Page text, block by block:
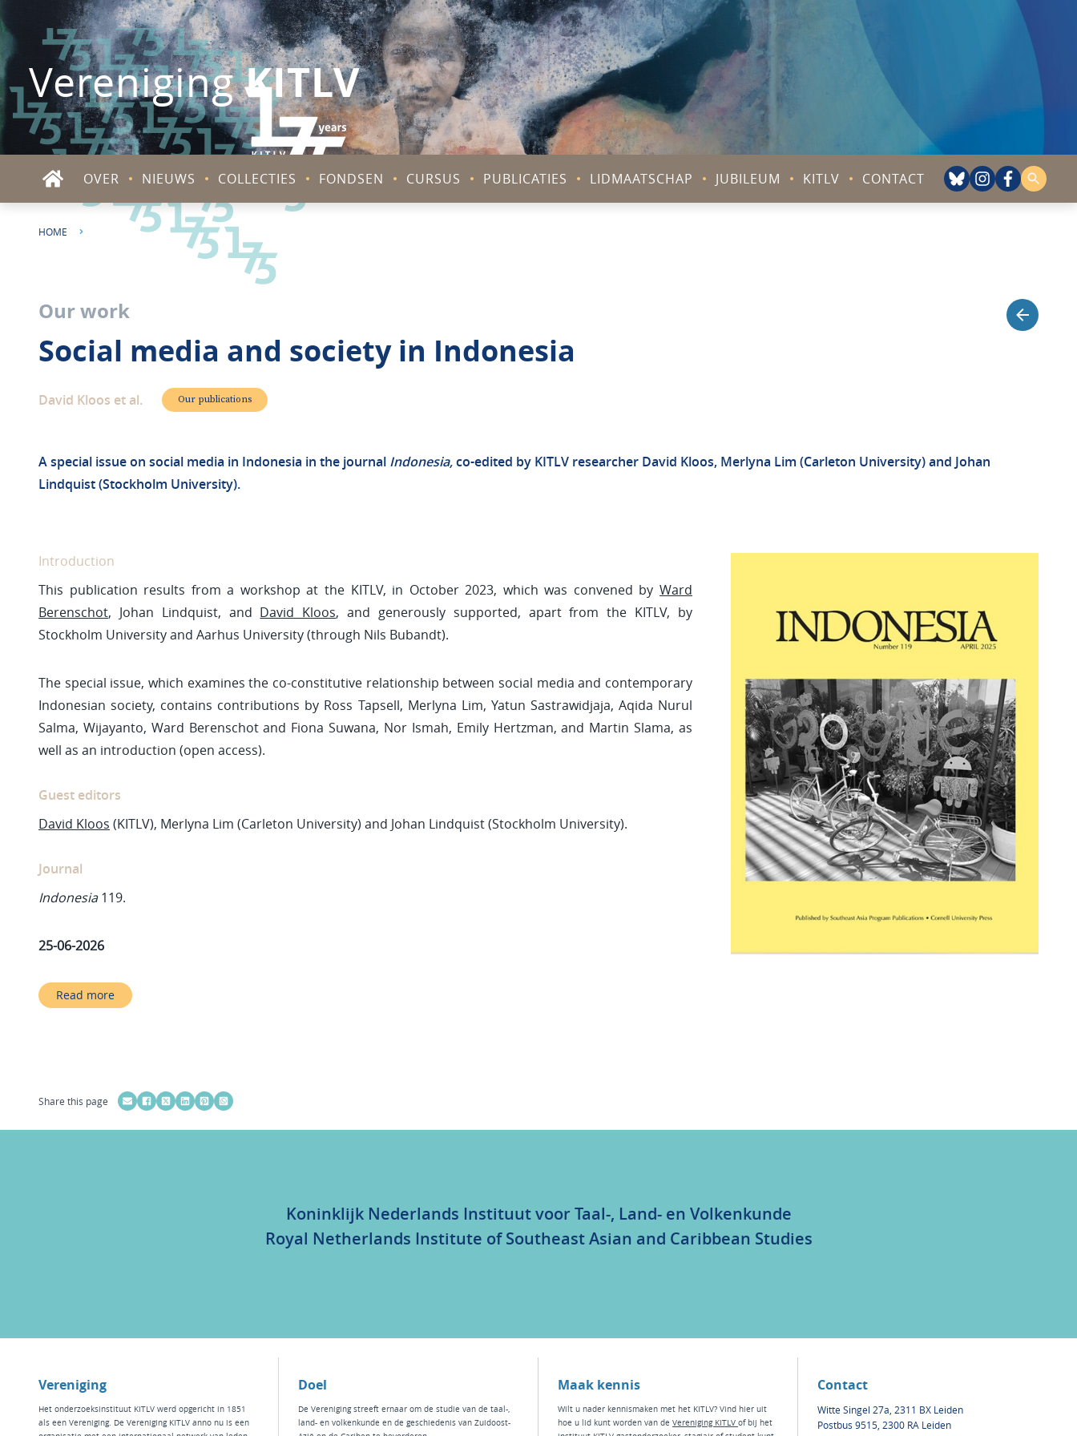
VerenigingKITLV
OVER NIEUWS COLLECTIES FONDSEN CURSUS PUBLICATIES LIDMAATSCHAP JUBILEUM KITLV CONTACT
HOME SOCIAL MEDIA AND SOCIETY IN INDONESIA
Our work
Social media and society in Indonesia
David Kloos et al. Our publications
A special issue on social media in Indonesia in the journal Indonesia,co-edited by KITLV researcher David Kloos, Merlyna Lim (Carleton University) and Johan
Lindquist (Stockholm University).
Introduction
This publication results from a workshop at the KITLV, in October 2023, which was convened by Ward
Berenschot, Johan Lindquist, and David Kloos, and generously supported, apart from the KITLV, by
Stockholm University and Aarhus University (through Nils Bubandt).
The special issue, which examines the co-constitutive relationship between social media and contemporary
Indonesian society, contains contributions by Ross Tapsell, Merlyna Lim, Yatun Sastrawidjaja, Aqida Nurul
Salma, Wijayanto, Ward Berenschot and Fiona Suwana, Nor Ismah, Emily Hertzman, and Martin Slama, as
well as an introduction (open access).
Guest editors
David Kloos (KITLV), Merlyna Lim (Carleton University) and Johan Lindquist (Stockholm University).
Journal
Indonesia119.
25-06-2026
Read more
Share this page
Koninklijk Nederlands Instituut voor Taal-, Land- en Volkenkunde
Royal Netherlands Institute of Southeast Asian and Caribbean Studies
Vereniging
Het onderzoeksinstituut KITLV werd opgericht in 1851
als een Vereniging. De Vereniging KITLV anno nu is een
Doel
De Vereniging streeft ernaar om de studie van de taal-,
land- en volkenkunde en de geschiedenis van Zuidoost-
Maak kennis
Wilt u nader kennismaken met het KITLV? Vind hier uit
hoe u lid kunt worden van de Vereniging KITLV of bij het
Contact
Witte Singel 27a, 2311 BX Leiden
Postbus 9515, 2300 RA Leiden